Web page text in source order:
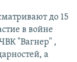
до 15
в войне
"Вагнер" ,
а